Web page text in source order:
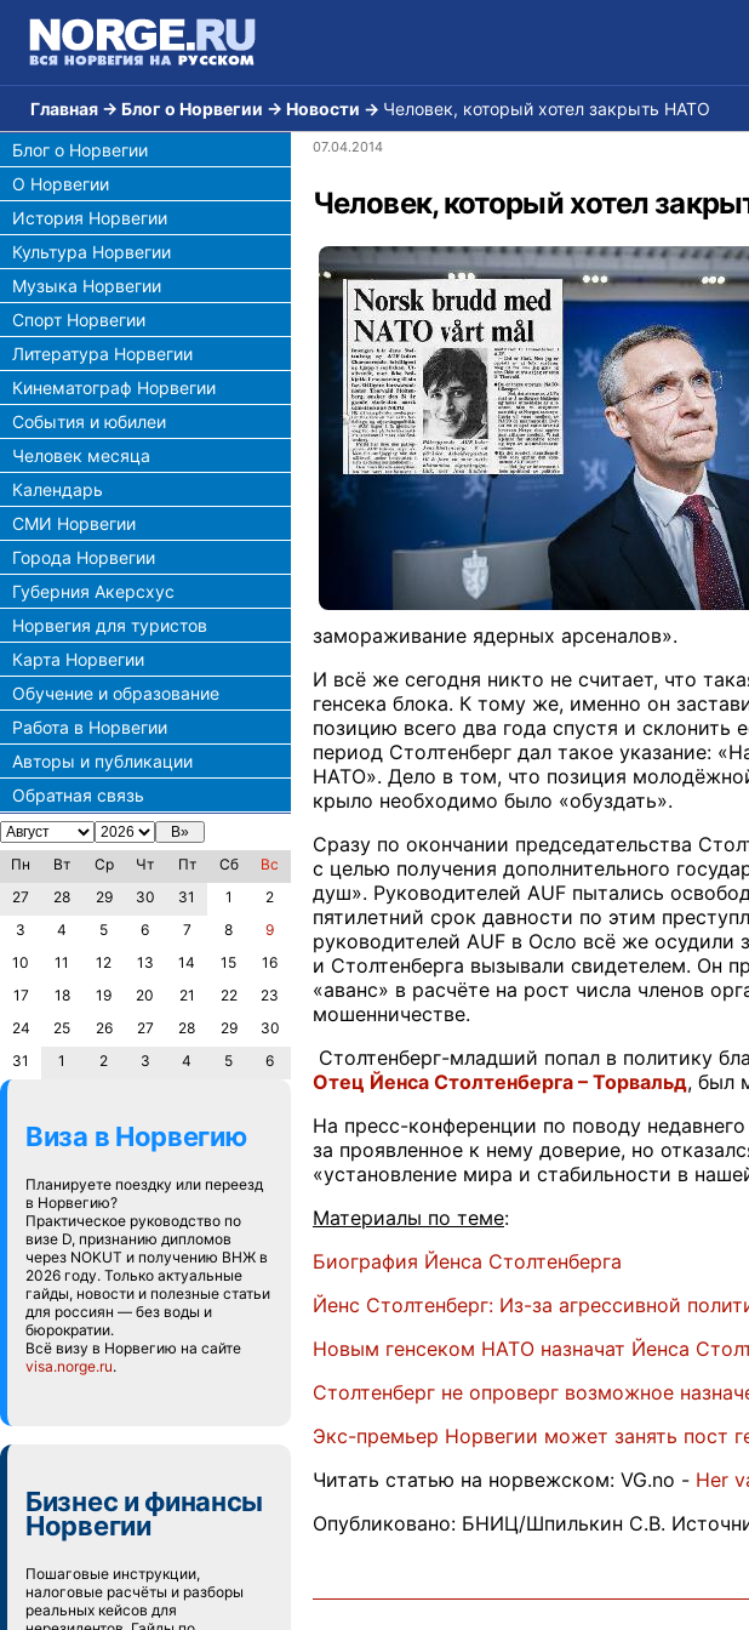
Главная → Блог о Норвегии → Новости → Человек, который хотел закрыть НАТО
Блог о Норвегии
О Норвегии
История Норвегии
Культура Норвегии
Музыка Норвегии
Спорт Норвегии
Литература Норвегии
Кинематограф Норвегии
События и юбилеи
Человек месяца
Календарь
СМИ Норвегии
Города Норвегии
Губерния Акерсхус
Норвегия для туристов
Карта Норвегии
Обучение и образование
Работа в Норвегии
Авторы и публикации
Обратная связь
Пн Вт Ср Чт Пт Сб
Вс
27
28 29 30 31 1
2
3
4 5 6 7 8
9
10
11 12 13 14 15
16
17
18 19 20 21 22
23
24
25 26 27 28 29
30
31
1 2 3 4 5 6
Виза в Норвегию
Планируете поездку или переезд
в Норвегию?
Практическое руководство по
визе D, признанию дипломов
через NOKUT и получению ВНЖ в
2026 году. Только актуальные
гайды, новости и полезные статьи
для россиян — без воды и
бюрократии.
Всё визу в Норвегию на сайте
visa.norge.ru.
Бизнес и финансы
Норвегии
Пошаговые инструкции,
налоговые расчёты и разборы
реальных кейсов для
07.04.2014
Человек, который хотел
замораживание ядерных арсеналов».
И всё же сегодня никто не считает, что
генсека блока. К тому же, именно он
позицию всего два года спустя и
период Столтенберг дал такое указание:
НАТО». Дело в том, что позиция
крыло необходимо было «обуздать».
Сразу по окончании председательства
с целью получения дополнительного
душ». Руководителей AUF пытались
пятилетний срок давности по этим
руководителей AUF в Осло всё же
и Столтенберга вызывали свидетелем. Он
«аванс» в расчёте на рост числа членов
мошенничестве.
Столтенберг-младший попал в политику
Отец Йенса Столтенберга – Торвальд, был
На пресс-конференции по поводу
за проявленное к нему доверие, но
«установление мира и стабильности в
Материалы по теме:
Биография Йенса Столтенберга
Йенс Столтенберг: Из-за агрессивной
Новым генсеком НАТО назначат Йенса
Столтенберг не опроверг возможное
Экс-премьер Норвегии может занять пост
Читать статью на норвежском: VG.no - Her
Опубликовано: БНИЦ/Шпилькин С.В.